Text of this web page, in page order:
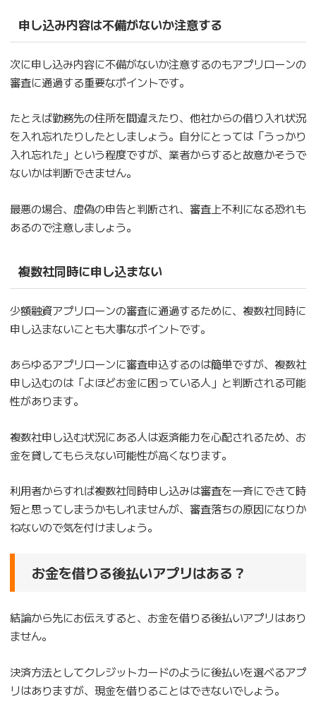
申し込み内容は不備がないか注意する
次に申し込み内容に不備がないか注意するのもアプリローンの
審査に通過する重要なポイントです。
たとえば勤務先の住所を間違えたり、他社からの借り入れ状況
を入れ忘れたりしたとしましょう。自分にとっては「うっかり
入れ忘れた」という程度ですが、業者からすると故意かそうで
ないかは判断できません。
最悪の場合、虚偽の申告と判断され、審査上不利になる恐れも
あるので注意しましょう。
複数社同時に申し込まない
少額融資アプリローンの審査に通過するために、複数社同時に
申し込まないことも大事なポイントです。
あらゆるアプリローンに審査申込するのは簡単ですが、複数社
申し込むのは「よほどお金に困っている人」と判断される可能
性があります。
複数社申し込む状況にある人は返済能力を心配されるため、お
金を貸してもらえない可能性が高くなります。
利用者からすれば複数社同時申し込みは審査を一斉にできて時
短と思ってしまうかもしれませんが、審査落ちの原因になりか
ねないので気を付けましょう。
お金を借りる後払いアプリはある？
結論から先にお伝えすると、お金を借りる後払いアプリはあり
ません。
決済方法としてクレジットカードのように後払いを選べるアプ
リはありますが、現金を借りることはできないでしょう。